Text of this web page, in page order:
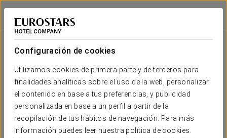
Configuración de cookies
Utilizamos cookies de primera parte y de terceros para
finalidades analíticas sobre el uso de la web, personalizar
el contenido en base a tus preferencias, y publicidad
personalizada en base a un perfil a partir de la
recopilación de tus hábitos de navegación. Para más
información puedes leer nuestra política de cookies.
Exe Barcelona Gate
BARCELONA - SANT JOAN DESPÍ
Tu evento en
SOLICITAR PRESUPUESTO
Sala
U
Salón
200 m
altura
150 180 100 50 50 200